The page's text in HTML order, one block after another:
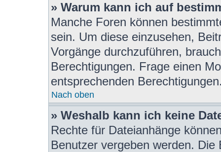
» Warum kann ich auf
Manche Foren können
sein. Um diese einzusehen,
Vorgänge durchzuführen,
Berechtigungen. Frage einen
entsprechenden
Nach oben
» Weshalb kann ich keine
Rechte für Dateianhänge
Benutzer vergeben werden.